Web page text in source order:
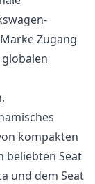
Zugang
kompakten
beliebten Seat
und dem Seat